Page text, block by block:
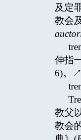
及定
教会
伸指
6)。
教父
教会